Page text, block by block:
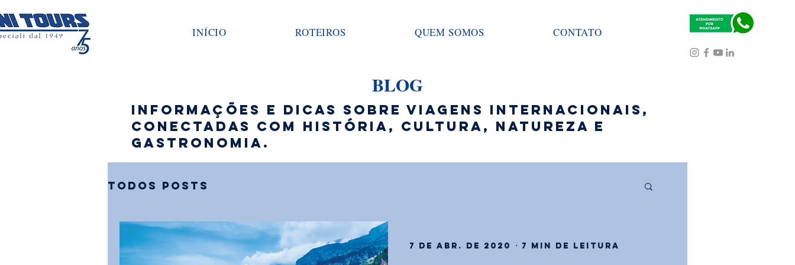
INÍCIO ROTEIROS QUEM SOMOS CONTATO
BLOG
Informações e dicas sobre viagens internacionais,
conectadas com história, cultura, natureza e
gastronomia.
Todos posts
7 de abr. de 2020 7 min de leitura